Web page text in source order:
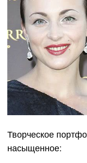
Творческое
насыщенное: